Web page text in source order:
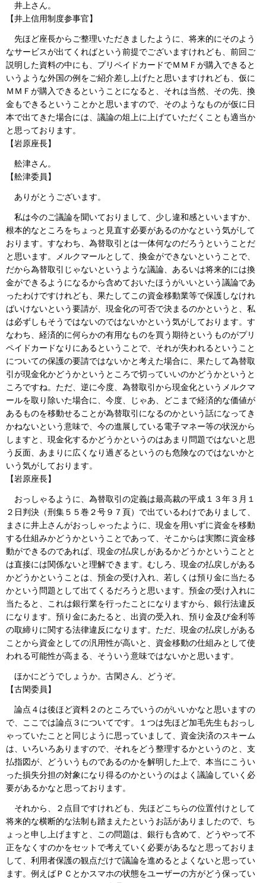
井上さん。
【井上信用制度参事官】
先ほど座長からご整理いただきましたように、将来的にそのよう
なサービスが出てくればという前提でございますけれども、前回ご
説明した資料の中にも、プリペイドカードでＭＭＦが購入できると
いうような外国の例をご紹介差し上げたと思いますけれども、仮に
ＭＭＦが購入できるということになると、それは当然、その先、換
金もできるということかと思いますので、そのようなものが仮に日
本で出てきた場合には、議論の俎上に上げていただくことも適当か
と思っております。
【岩原座長】
舩津さん。
【舩津委員】
ありがとうございます。
私は今のご議論を聞いておりまして、少し違和感といいますか、
根本的なところをちょっと見直す必要があるのかなという気がして
おります。すなわち、為替取引とは一体何なのだろうということだ
と思います。メルクマールとして、換金ができないということで、
だから為替取引じゃないというような議論、あるいは将来的には換
金ができるようになるから含めておいたほうがいいという議論であ
ったわけですけれども、果たしてこの資金移動業等で保護しなけれ
ばいけないという要請が、現金化の可否で決まるのかというと、私
は必ずしもそうではないのではないかという気がしております。す
なわち、経済的に何らかの有用なものを買う期待というものがプリ
ペイドカードなりにあるということで、それが失われるということ
についての保護の要請ではないかと考えた場合に、果たして為替取
引が現金化かどうかというところで切っていいのかどうかというと
ころですね。ただ、逆に今度、為替取引から現金化というメルクマ
ールを取り除いた場合に、今度、じゃあ、どこまで経済的な価値が
あるものを移動せることが為替取引になるのかという話になってき
かねないという意味で、今の進展している電子マネー等の状況から
しますと、現金化するかどうかというのはあまり問題ではないと思
う反面、あまりに広くなり過ぎるというのも危険なのではないかと
いう気がしております。
【岩原座長】
おっしゃるように、為替取引の定義は最高裁の平成１３年３月１
２日判決（刑集５５巻２号９７頁）で出ているわけでありまして、
まさに井上さんがおっしゃったように、現金を用いずに資金を移動
する仕組みかどうかということであって、そこからは実際に資金移
動ができるのであれば、現金の払戻しがあるかどうかということと
は直接には関係ないと理解できます。むしろ、現金の払戻しがある
かどうかということは、預金の受け入れ、若しくは預り金に当たる
かという問題として出てくるだろうと思います。預金の受け入れに
当たると、これは銀行業を行ったことになりますから、銀行法違反
になります。預り金にあたると、出資の受入れ、預り金及び金利等
の取締りに関する法律違反になります。ただ、現金の払戻しがある
ことから資金としての汎用性が高いと、資金移動の仕組みとして使
われる可能性が高まる、そういう意味ではないかと思います。
ほかにどうでしょうか。古閑さん、どうぞ。
【古閑委員】
論点４は後ほど資料２のところでいうのがいいかなと思いますの
で、ここでは論点３についてです。１つは先ほど加毛先生もおっし
ゃっていたことと同じように思っていまして、資金決済のスキーム
は、いろいろありますので、それをどう整理するかというのと、支
払指図が、どういうものであるのかを解明した上で、本当にこうい
った損失分担の対象になり得るのかというのはよく議論していく必
要があるかなと思っております。
それから、２点目ですけれども、先ほどこちらの位置付けとして
将来的な横断的な法制も踏まえたというお話がありましたので、ち
ょっと申し上げますと、この問題は、銀行も含めて、どうやって不
正をなくすのかをセットで考えていく必要があるなと思っておりま
して、利用者保護の観点だけで議論を進めるとよくないと思ってい
ます。例えばＰＣとかスマホの状態をユーザーの方がどう保ってい